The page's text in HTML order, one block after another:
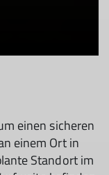
einen sicheren
einem Ort in
Standort im